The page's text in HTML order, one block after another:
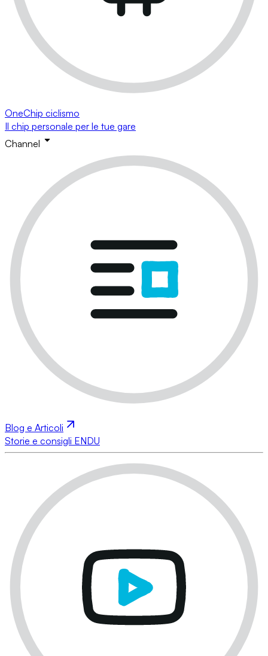
OneChip ciclismo
Il chip personale per le tue gare
Channel
Blog e Articoli
Storie e consigli ENDU